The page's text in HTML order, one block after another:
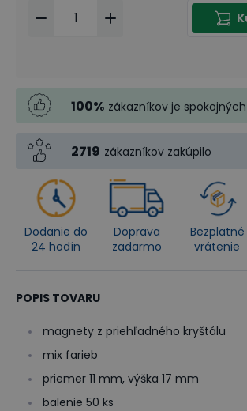
100% zákazníkov je spokojných
2719 zákazníkov zakúpilo
Dodanie do
24 hodín
Doprava
zadarmo
Bezplatné
vrátenie
POPIS TOVARU
magnety z priehľadného kryštálu
mix farieb
priemer 11 mm, výška 17 mm
balenie 50 ks